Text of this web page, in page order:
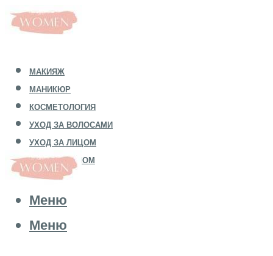
МАКИЯЖ
МАНИКЮР
КОСМЕТОЛОГИЯ
УХОД ЗА ВОЛОСАМИ
УХОД ЗА ЛИЦОМ
УХОД ЗА ТЕЛОМ
Меню
Меню